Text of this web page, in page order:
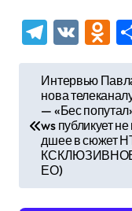
VK
а
Интервью
нова
— «Бес
ws публикует
дшее в сюжет
ЕО)